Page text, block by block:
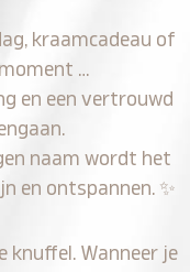
kraamcadeau of
…
en een vertrouwd
naam wordt het
en ontspannen. ✨
knuffel. Wanneer je